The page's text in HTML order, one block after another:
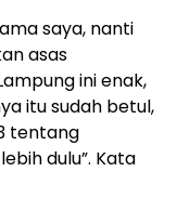
saya, nanti
asas
ini enak,
itu sudah betul,
tentang
dulu”. Kata